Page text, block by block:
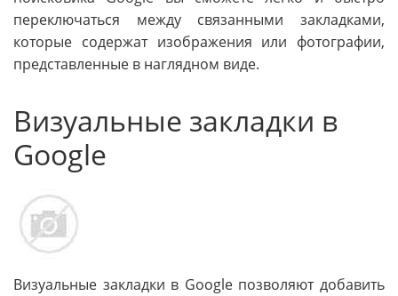
переключаться между связанными закладками,
которые содержат изображения или фотографии,
представленные в наглядном виде.
Визуальные закладки в
Google
Визуальные закладки в Google позволяют добавить